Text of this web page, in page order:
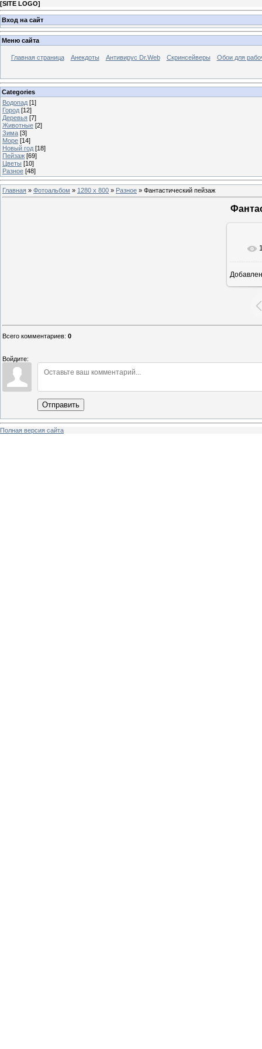
[SITE LOGO]
Вход на сайт
Меню сайта
Главная страница Анекдоты Антивирус Dr.Web Скринсейверы Обои для
Categories
Водопад [1]
Город [12]
Деревья [7]
Животные [2]
Зима [3]
Море [14]
Новый год [18]
Пейзаж [69]
Цветы [10]
Разное [48]
Главная » Фотоальбом » 1280 x 800 » Разное » Фантастический пейзаж
Всего комментариев: 0
Войдите:
Отправить
Полная версия сайта